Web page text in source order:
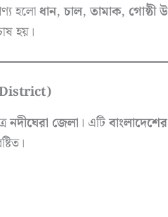
হলোধান,চাল,তামাক, গােষ্ঠী
হয়।
District)
নদীঘেরা জেলা । এটি